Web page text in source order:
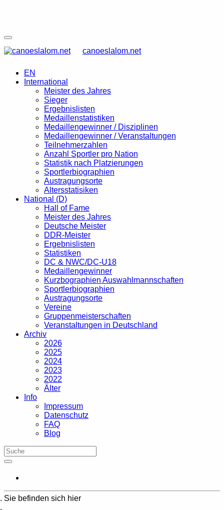
canoeslalom.net
EN
International
Meister des Jahres
Sieger
Ergebnislisten
Medaillenstatistiken
Medaillengewinner / Disziplinen
Medaillengewinner / Veranstaltungen
Teilnehmerzahlen
Anzahl Sportler pro Nation
Statistik nach Platzierungen
Sportlerbiographien
Austragungsorte
Altersstatisiken
National (D)
Hall of Fame
Meister des Jahres
Deutsche Meister
DDR-Meister
Ergebnislisten
Statistiken
DC & NWC/DC-U18
Medaillengewinner
Kurzbographien Auswahlmannschaften
Sportlerbiographien
Austragungsorte
Vereine
Gruppenmeisterschaften
Veranstaltungen in Deutschland
Archiv
2026
2025
2024
2023
2022
Älter
Info
Impressum
Datenschutz
FAQ
Blog
Sie befinden sich hier